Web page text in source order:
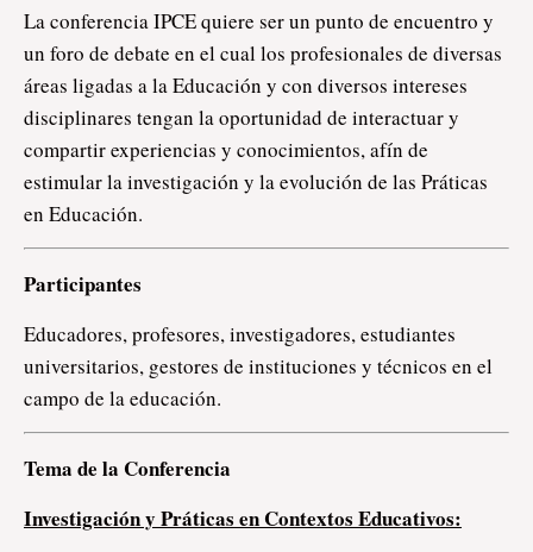
La conferencia IPCE quiere ser un punto de encuentro y
un foro de debate en el cual los profesionales de diversas
áreas ligadas a la Educación y con diversos intereses
disciplinares tengan la oportunidad de interactuar y
compartir experiencias y conocimientos, afín de
estimular la investigación y la evolución de las Práticas
en Educación.
Participantes
Educadores, profesores, investigadores, estudiantes
universitarios, gestores de instituciones y técnicos en el
campo de la educación.
Tema de la Conferencia
Investigación y Práticas en Contextos Educativos: